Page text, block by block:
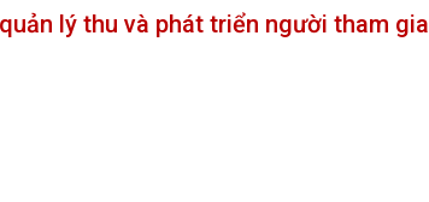
lý thu và phát triển người tham gia